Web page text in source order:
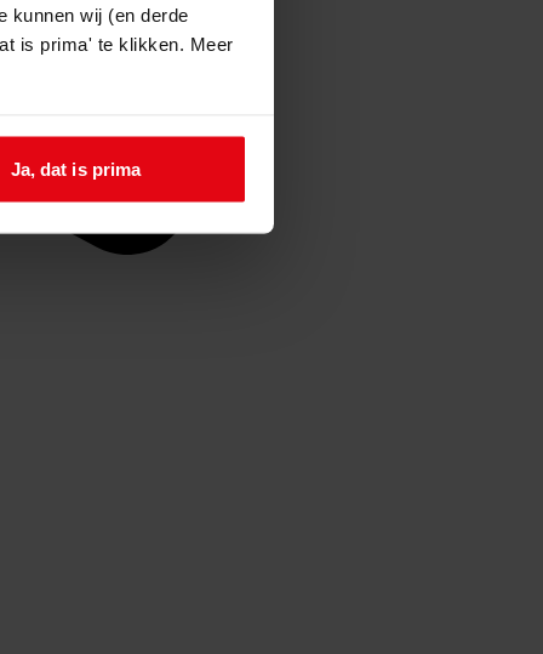
kunnen wij (en derde
is prima' te klikken. Meer
Ja, dat is prima